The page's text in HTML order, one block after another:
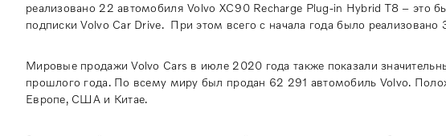
реализовано 22 автомобиля Volvo XC90 Recharge Plug-in Hybrid T8 – это
подписки Volvo Car Drive. При этом всего с начала года было
Мировые продажи Volvo Cars в июле 2020 года также показали
прошлого года. По всему миру был продан 62 291 автомобиль Volvo.
Европе, США и Китае.